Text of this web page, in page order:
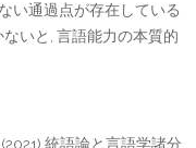
い通過点が存在している
いと, 言語能力の本質的
統語論と言語学諸分